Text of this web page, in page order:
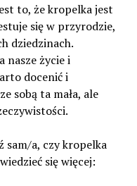
to, że kropelka jest
się w przyrodzie,
dziedzinach.
nasze życie i
docenić i
sobą ta mała, ale
sam/a, czy kropelka
się więcej: